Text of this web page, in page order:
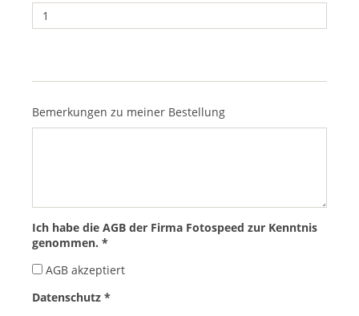
Bemerkungen zu meiner Bestellung
Ich habe die AGB der Firma Fotospeed zur Kenntnis
genommen. *
AGB akzeptiert
Datenschutz *